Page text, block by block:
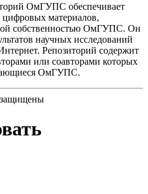
ОмГУПС обеспечивает
цифровых материалов,
собственностью ОмГУПС. Он
научных исследований
Репозиторий содержит
или соавторами которых
ОмГУПС.
защищены